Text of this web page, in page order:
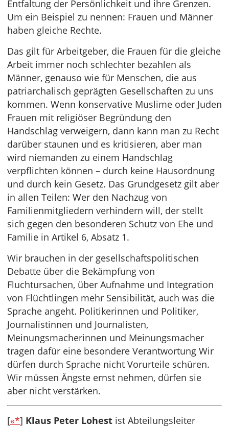
Entfaltung der Persönlichkeit und ihre Grenzen.
Um ein Beispiel zu nennen: Frauen und Männer
haben gleiche Rechte.
Das gilt für Arbeitgeber, die Frauen für die gleiche
Arbeit immer noch schlechter bezahlen als
Männer, genauso wie für Menschen, die aus
patriarchalisch geprägten Gesellschaften zu uns
kommen. Wenn konservative Muslime oder Juden
Frauen mit religiöser Begründung den
Handschlag verweigern, dann kann man zu Recht
darüber staunen und es kritisieren, aber man
wird niemanden zu einem Handschlag
verpflichten können – durch keine Hausordnung
und durch kein Gesetz. Das Grundgesetz gilt aber
in allen Teilen: Wer den Nachzug von
Familienmitgliedern verhindern will, der stellt
sich gegen den besonderen Schutz von Ehe und
Familie in Artikel 6, Absatz 1.
Wir brauchen in der gesellschaftspolitischen
Debatte über die Bekämpfung von
Fluchtursachen, über Aufnahme und Integration
von Flüchtlingen mehr Sensibilität, auch was die
Sprache angeht. Politikerinnen und Politiker,
Journalistinnen und Journalisten,
Meinungsmacherinnen und Meinungsmacher
tragen dafür eine besondere Verantwortung Wir
dürfen durch Sprache nicht Vorurteile schüren.
Wir müssen Ängste ernst nehmen, dürfen sie
aber nicht verstärken.
[«*] Klaus Peter Lohest ist Abteilungsleiter